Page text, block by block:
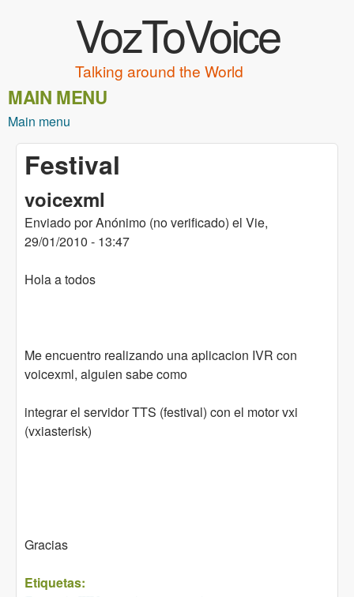
VozToVoice
Talking around the World
MAIN MENU
Main menu
Festival
voicexml
Enviado porAnónimo (no verificado) el Vie,
29/01/2010 - 13:47
Hola a todos
Me encuentro realizando una aplicacion IVR con
voicexml, alguien sabe como
integrar el servidor TTS (festival) con el motor vxi
(vxiasterisk)
Gracias
Etiquetas: